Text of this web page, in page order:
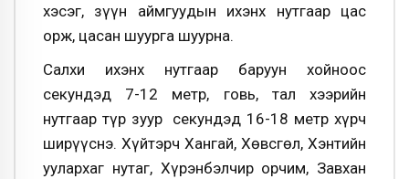
хэсэг, зүүн аймгуудын ихэнх нутгаар цас
орж, цасан шуурга шуурна.
Салхи ихэнх нутгаар баруун хойноос
секундэд 7-12 метр, говь, тал хээрийн
нутгаар түр зуур секундэд 16-18 метр хүрч
ширүүснэ. Хүйтэрч Хангай, Хөвсгөл, Хэнтийн
уулархаг нутаг, Хүрэнбэлчир орчим, Завхан